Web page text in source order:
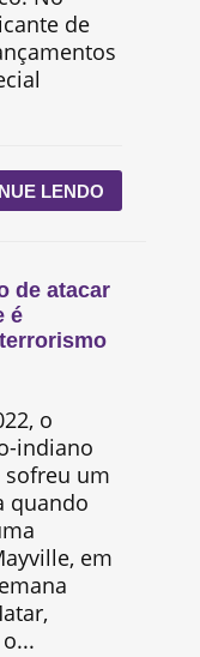
de
LENDO
de atacar
é
o
indiano
sofreu um
quando
em